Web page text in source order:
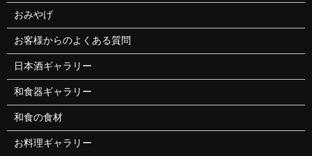
おみやげ
お客様からのよくある質問
日本酒ギャラリー
和食器ギャラリー
和食の食材
お料理ギャラリー